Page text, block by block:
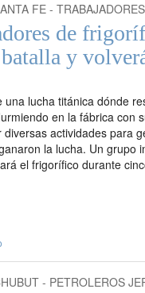
FE -
de
y
una lucha titánica dónde
en la fábrica con
actividades para
la lucha. Un grupo
el frigorífico durante
- PETROLEROS